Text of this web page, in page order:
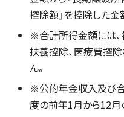
控除額」を控除した金
※合計所得金額には、
扶養控除、医療費控
ん。
※公的年金収入及び
度の前年1月から12月